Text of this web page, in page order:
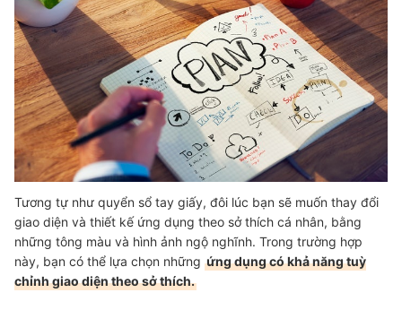
Tương tự như quyển sổ tay giấy, đôi lúc bạn sẽ muốn thay đổi
giao diện và thiết kế ứng dụng theo sở thích cá nhân, bằng
những tông màu và hình ảnh ngộ nghĩnh. Trong trường hợp
này, bạn có thể lựa chọn những ứng dụng có khả năng tuỳ
chỉnh giao diện theo sở thích.